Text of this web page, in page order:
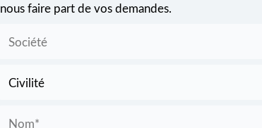
nous faire part de vos demandes.